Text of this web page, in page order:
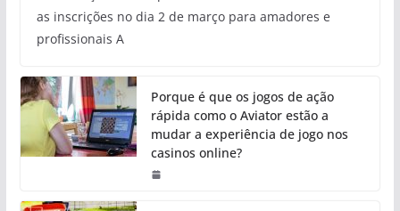
as inscrições no dia 2 de março para amadores e
profissionais A
Porque é que os jogos de ação
rápida como o Aviator estão a
mudar a experiência de jogo nos
casinos online?